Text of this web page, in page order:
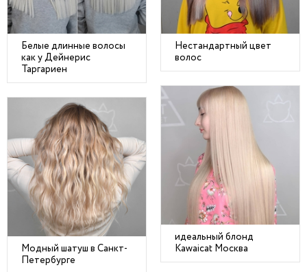
Белые длинные волосы
как у Дейнерис
Таргариен
Нестандартный цвет
волос
идеальный блонд
Kawaicat Москва
Модный шатуш в Санкт-
Петербурге